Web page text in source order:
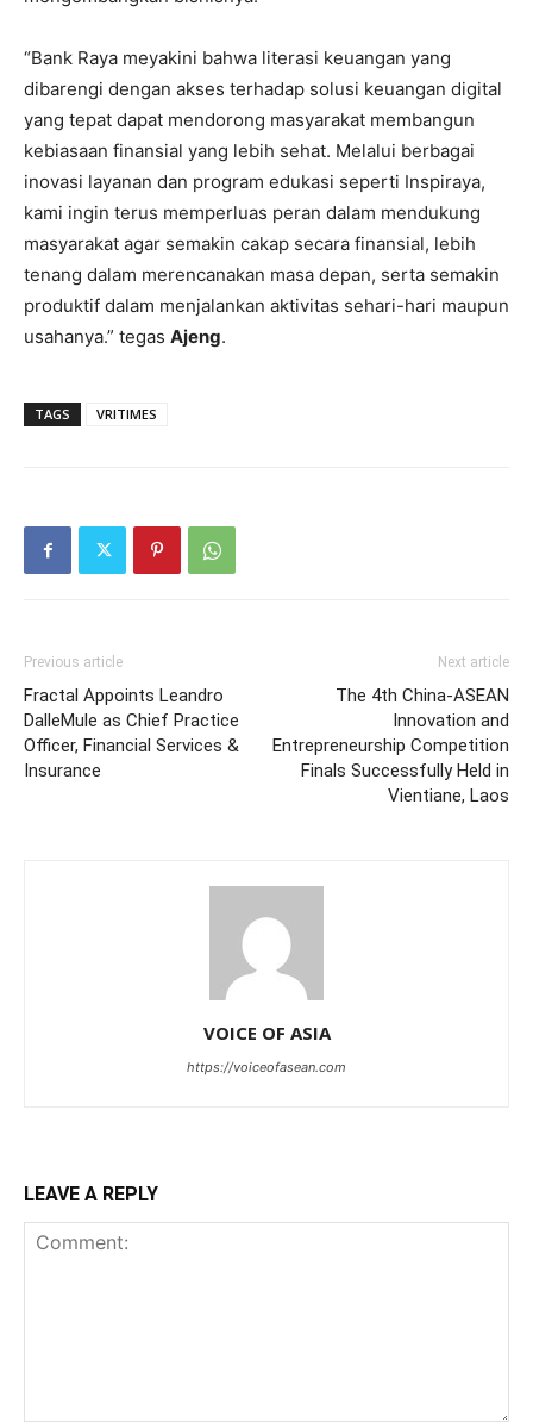
“Bank Raya meyakini bahwa literasi keuangan yang
dibarengi dengan akses terhadap solusi keuangan digital
yang tepat dapat mendorong masyarakat membangun
kebiasaan finansial yang lebih sehat. Melalui berbagai
inovasi layanan dan program edukasi seperti Inspiraya,
kami ingin terus memperluas peran dalam mendukung
masyarakat agar semakin cakap secara finansial, lebih
tenang dalam merencanakan masa depan, serta semakin
produktif dalam menjalankan aktivitas sehari-hari maupun
usahanya.” tegas Ajeng.
TAGS VRITIMES
Previous article
Fractal Appoints Leandro
DalleMule as Chief Practice
Officer, Financial Services &
Insurance
Next article
The 4th China-ASEAN
Innovation and
Entrepreneurship Competition
Finals Successfully Held in
Vientiane, Laos
VOICE OF ASIA
https://voiceofasean.com
LEAVE A REPLY